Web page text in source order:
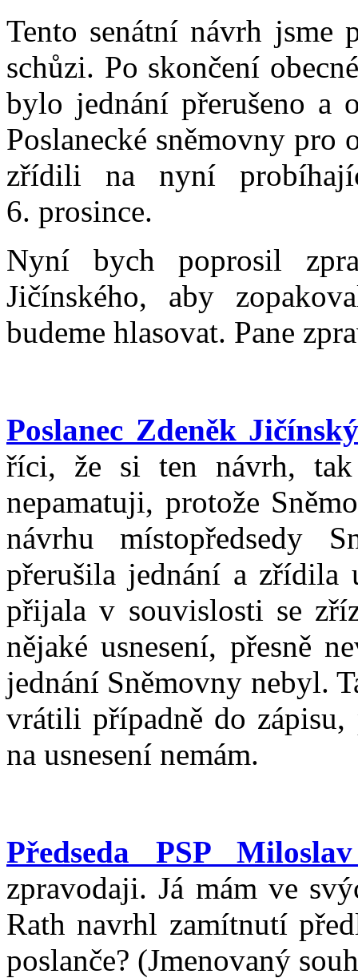
Tento senátní návrh jsme
schůzi. Po skončení
bylo jednání přerušeno a
Poslanecké sněmovny pro
zřídili na nyní
6. prosince.
Nyní bych poprosil
Jičínského, aby
budeme hlasovat. Pane
Poslanec Zdeněk Jičínský
říci, že si ten návrh,
nepamatuji, protože
návrhu místopředsedy
přerušila jednání a
přijala v souvislosti se
nějaké usnesení, přesně
jednání Sněmovny nebyl.
vrátili případně do
na usnesení nemám.
Předseda PSP
zpravodaji. Já mám ve
Rath navrhl zamítnutí
poslanče? (Jmenovaný